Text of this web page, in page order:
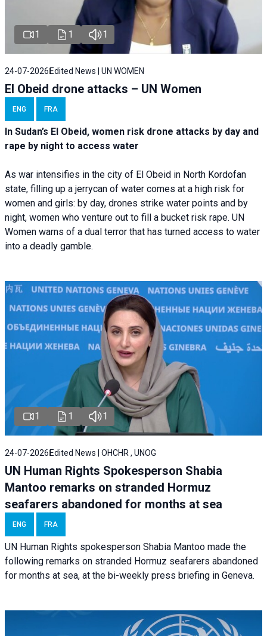
1 1 1
24-07-2026 Edited News | UN WOMEN
El Obeid drone attacks – UN Women
ENG FRA
In Sudan’s El Obeid, women risk drone attacks by day and
rape by night to access water
As war intensifies in the city of El Obeid in North Kordofan
state, filling up a jerrycan of water comes at a high risk for
women and girls: by day, drones strike water points and by
night, women who venture out to fill a bucket risk rape. UN
Women warns of a dual terror that has turned access to water
into a deadly gamble.
1 1 1
24-07-2026 Edited News | OHCHR , UNOG
UN Human Rights Spokesperson Shabia
Mantoo remarks on stranded Hormuz
seafarers abandoned for months at sea
ENG FRA
UN Human Rights spokesperson Shabia Mantoo made the
following remarks on stranded Hormuz seafarers abandoned
for months at sea, at the bi-weekly press briefing in Geneva.